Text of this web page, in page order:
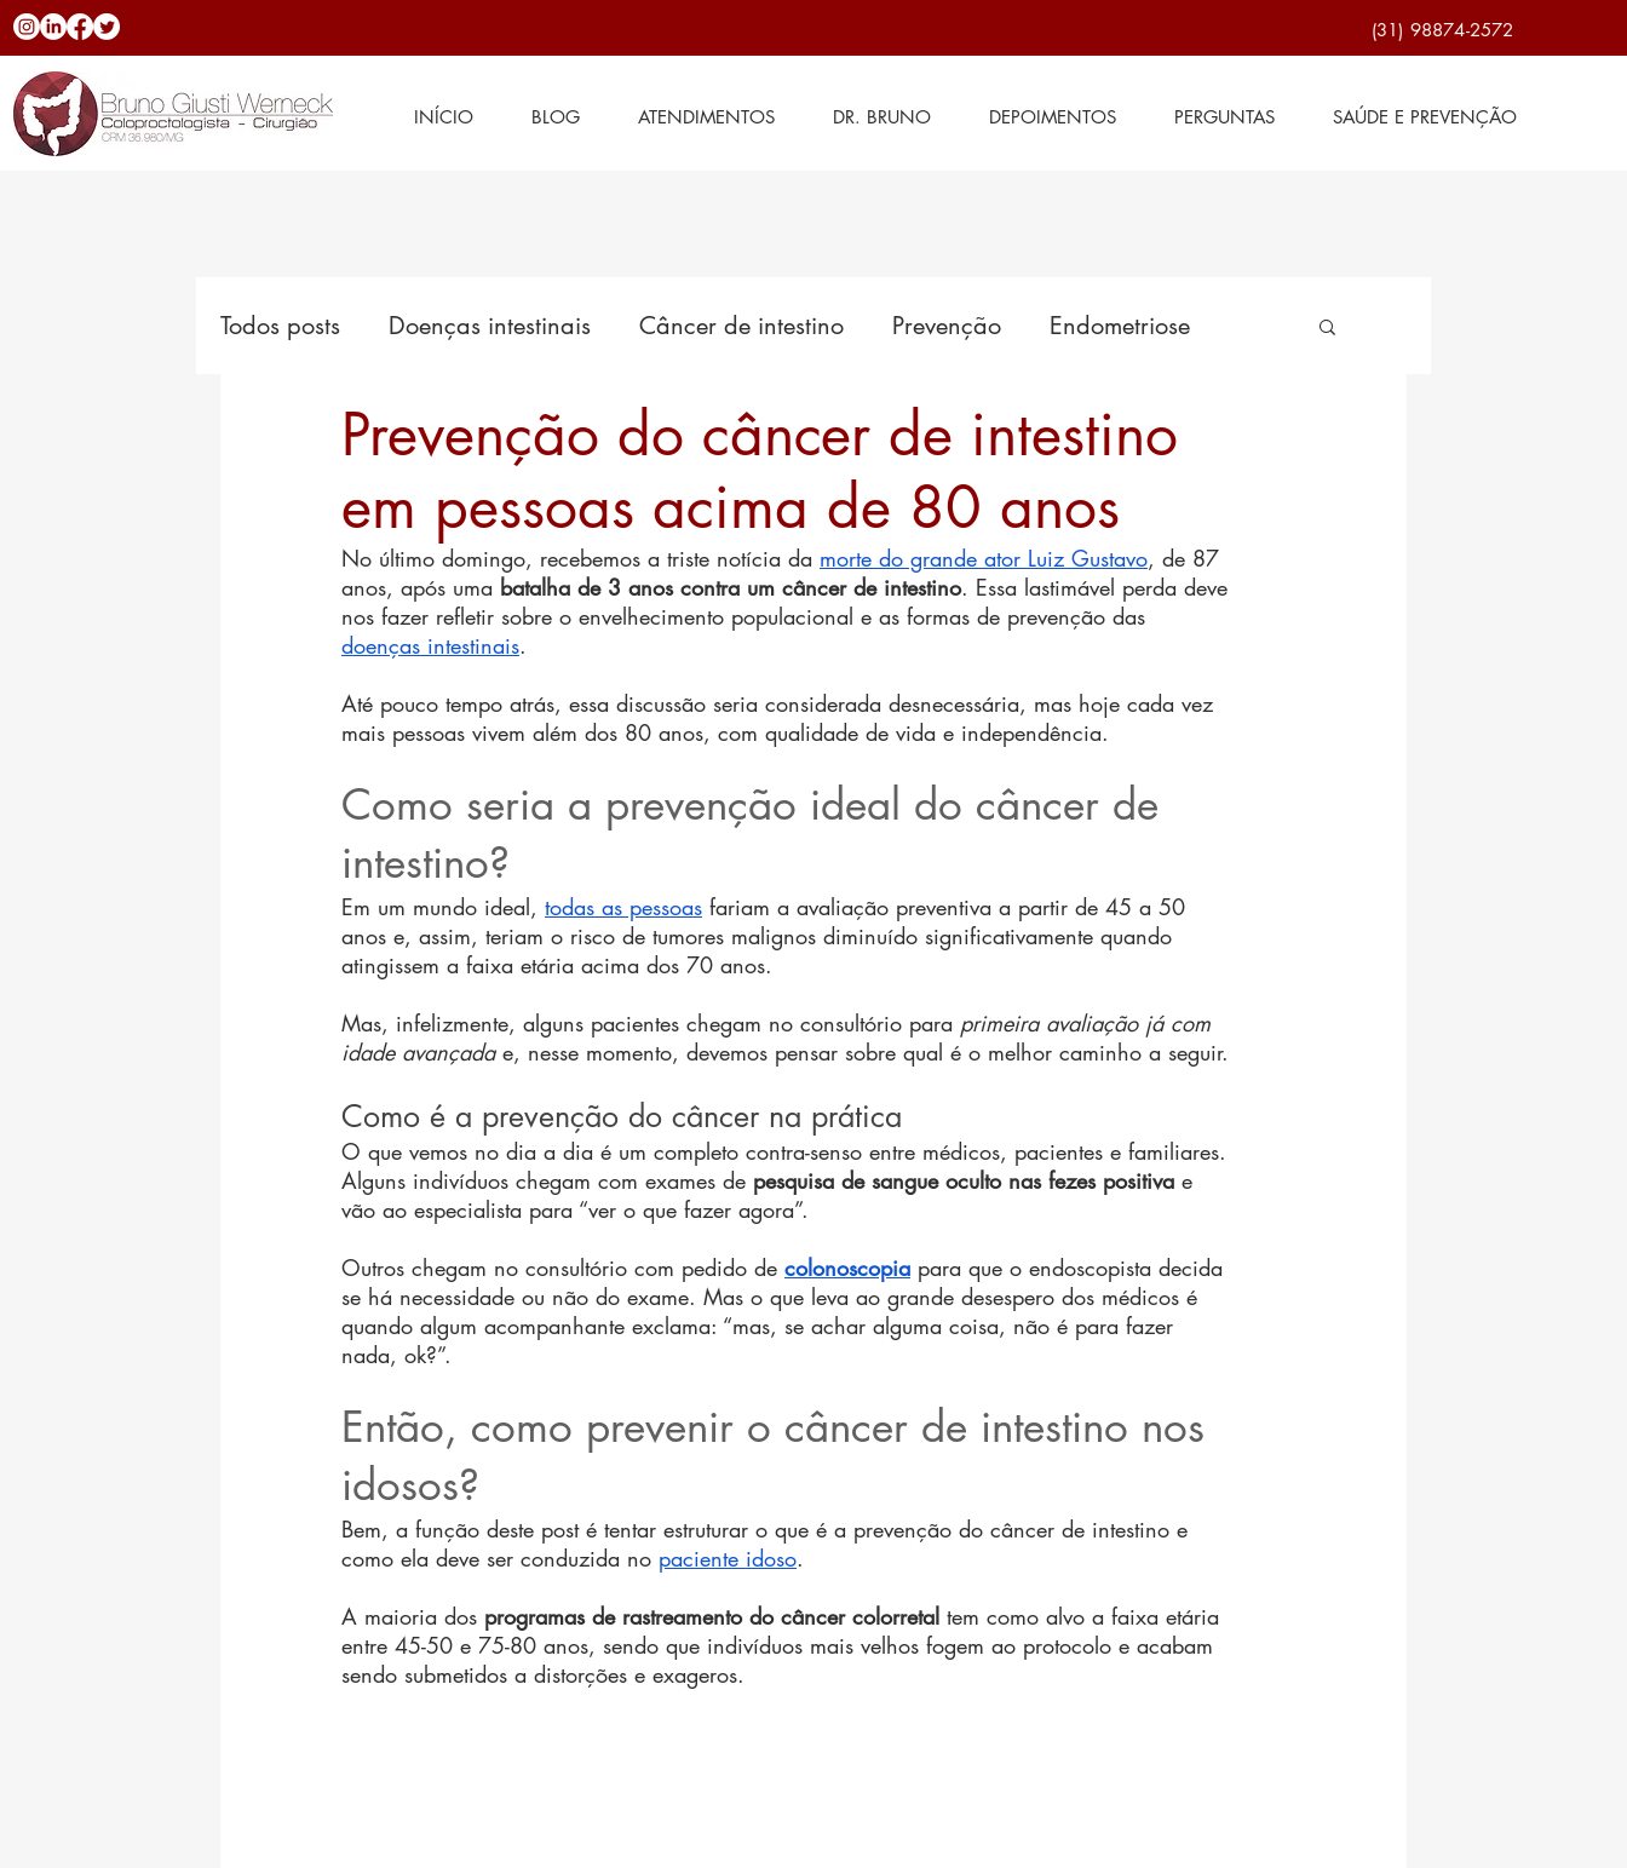
(31) 98874-2572
INÍCIO BLOG ATENDIMENTOS DR. BRUNO DEPOIMENTOS PERGUNTAS SAÚDE E PREVENÇÃO
Todos posts Doenças intestinais Câncer de intestino Prevenção Endometriose
Hemorroidas Novidades em tratamento Cirurgia de intestino Saúde
Doenças inflamatórias Doenças anais Generalidades
Prevenção do câncer de intestino
em pessoas acima de 80 anos
No último domingo, recebemos a triste notícia da morte do grande ator Luiz Gustavo, de 87
anos, após uma batalha de 3 anos contra um câncer de intestino. Essa lastimável perda deve
nos fazer refletir sobre o envelhecimento populacional e as formas de prevenção das
doenças intestinais.
Até pouco tempo atrás, essa discussão seria considerada desnecessária, mas hoje cada vez
mais pessoas vivem além dos 80 anos, com qualidade de vida e independência.
Como seria a prevenção ideal do câncer de
intestino?
Em um mundo ideal, todas as pessoas fariam a avaliação preventiva a partir de 45 a 50
anos e, assim, teriam o risco de tumores malignos diminuído significativamente quando
atingissem a faixa etária acima dos 70 anos.
Mas, infelizmente, alguns pacientes chegam no consultório para primeira avaliação já com
idade avançada e, nesse momento, devemos pensar sobre qual é o melhor caminho a seguir.
Como é a prevenção do câncer na prática
O que vemos no dia a dia é um completo contra-senso entre médicos, pacientes e familiares.
Alguns indivíduos chegam com exames de pesquisa de sangue oculto nas fezes positiva e
vão ao especialista para “ver o que fazer agora”.
Outros chegam no consultório com pedido de colonoscopia para que o endoscopista decida
se há necessidade ou não do exame. Mas o que leva ao grande desespero dos médicos é
quando algum acompanhante exclama: “mas, se achar alguma coisa, não é para fazer
nada, ok?”.
Então, como prevenir o câncer de intestino nos
idosos?
Bem, a função deste post é tentar estruturar o que é a prevenção do câncer de intestino e
como ela deve ser conduzida no paciente idoso.
A maioria dos programas de rastreamento do câncer colorretal tem como alvo a faixa etária
entre 45-50 e 75-80 anos, sendo que indivíduos mais velhos fogem ao protocolo e acabam
sendo submetidos a distorções e exageros.